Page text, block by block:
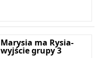
Marysia ma Rysia-
wyjście grupy 3